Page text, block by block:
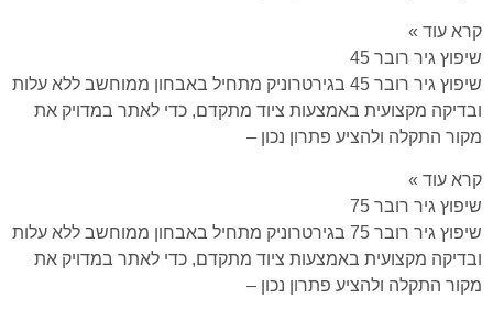
קרא עוד »
שיפוץ גיר רובר 45
שיפוץ גיר רובר 45 בגירטרוניק מתחיל באבחון ממוחשב ללא עלות
ובדיקה מקצועית באמצעות ציוד מתקדם, כדי לאתר במדויק את
מקור התקלה ולהציע פתרון נכון –
קרא עוד »
שיפוץ גיר רובר 75
שיפוץ גיר רובר 75 בגירטרוניק מתחיל באבחון ממוחשב ללא עלות
ובדיקה מקצועית באמצעות ציוד מתקדם, כדי לאתר במדויק את
מקור התקלה ולהציע פתרון נכון –